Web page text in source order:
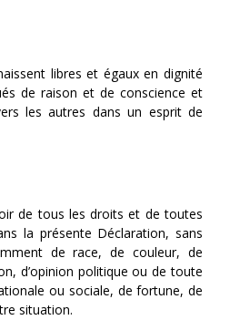
libres et égaux en dignité
de raison et de conscience et
les autres dans un esprit de
de tous les droits et de toutes
la présente Déclaration, sans
de race, de couleur, de
d’opinion politique ou de toute
ou sociale, de fortune, de
situation.